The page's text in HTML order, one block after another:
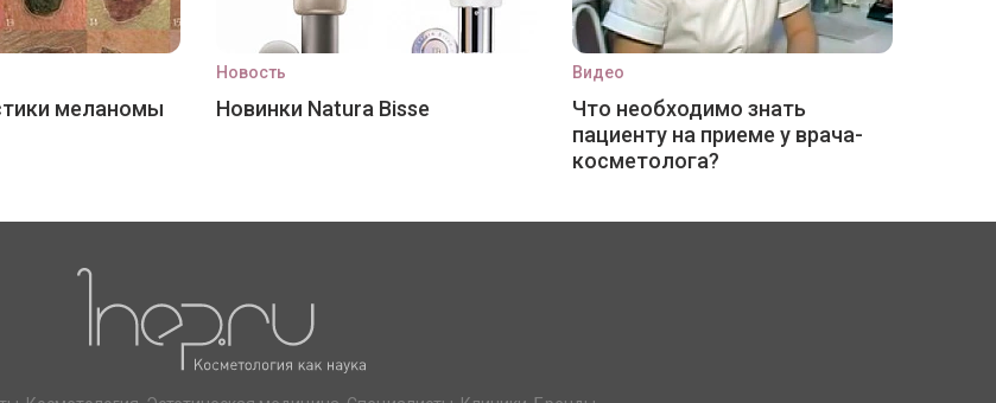
меланомы
Новость
Новинки Natura Bisse
Видео
Что необходимо знать
пациенту на приеме у врача-
косметолога?